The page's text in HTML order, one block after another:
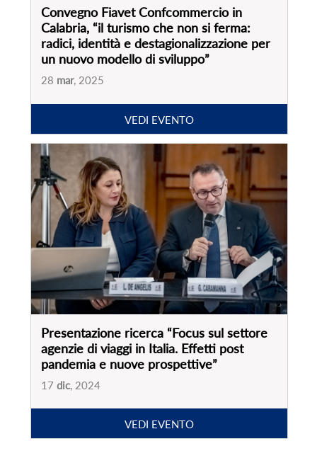
Presentazione ricerca “Focus sul settore
agenzie di viaggi in Italia. Effetti post
pandemia e nuove prospettive”
17dic , 2024
VEDI EVENTO
PARTNER